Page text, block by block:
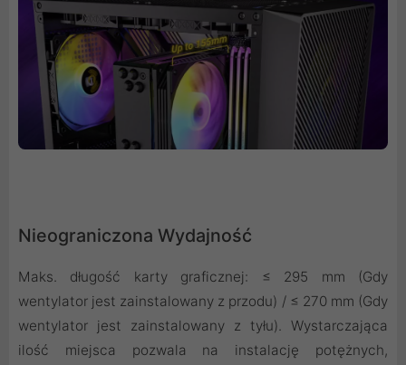
Nieograniczona Wydajność
Maks. długość karty graficznej: ≤ 295 mm (Gdy
wentylator jest zainstalowany z przodu) / ≤ 270 mm (Gdy
wentylator jest zainstalowany z tyłu). Wystarczająca
ilość miejsca pozwala na instalację potężnych,